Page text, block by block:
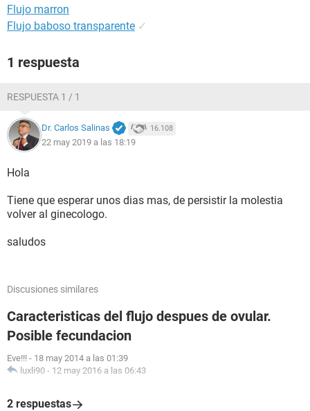
Flujo marron
Flujo baboso transparente ✓
1 respuesta
RESPUESTA 1 / 1
Dr. Carlos Salinas 16.108
22 may 2019 a las 18:19
Hola
Tiene que esperar unos dias mas, de persistir la molestia
volver al ginecologo.
saludos
Discusiones similares
Caracteristicas del flujo despues de ovular.
Posible fecundacion
Eve!!! - 18 may 2014 a las 01:39
luxli90 - 12 may 2016 a las 06:43
2 respuestas